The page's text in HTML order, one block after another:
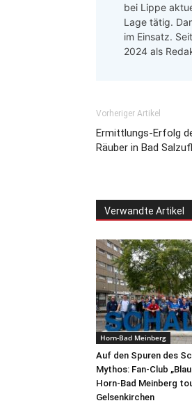
bei Lippe
Lage tätig.
im Einsatz.
2024 als
Vorheriger Artikel
Ermittlungs-Erfolg
Räuber in Bad
Verwandte Artikel
Horn-Bad Meinberg
Auf den Spuren des
Mythos: Fan-Club
Horn-Bad Meinberg
Gelsenkirchen